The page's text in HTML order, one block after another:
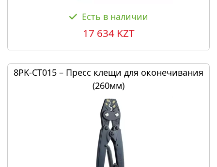
Есть в наличии
17 634 KZT
8PK-CT015 – Пресс клещи для оконечивания
(260мм)